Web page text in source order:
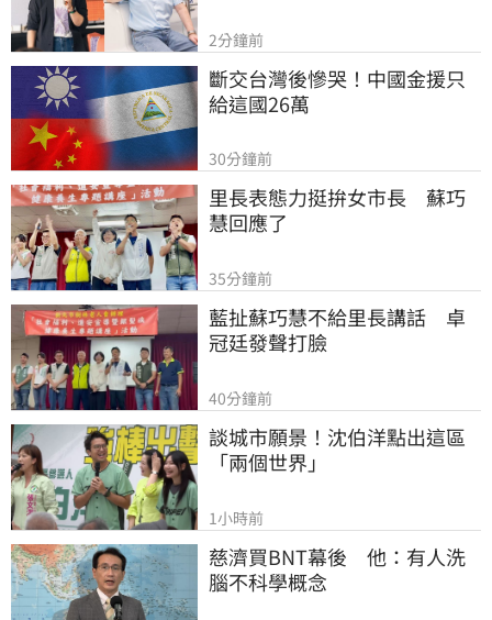
2分鐘前
斷交台灣後慘哭！中國金援只
給這國26萬
30分鐘前
里長表態力挺拚女市長　蘇巧
慧回應了
35分鐘前
藍扯蘇巧慧不給里長講話　卓
冠廷發聲打臉
40分鐘前
談城市願景！沈伯洋點出這區
「兩個世界」
1小時前
慈濟買BNT幕後　他：有人洗
腦不科學概念